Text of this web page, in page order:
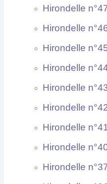
Hirondelle
Hirondelle
Hirondelle
Hirondelle
Hirondelle
Hirondelle
Hirondelle
Hirondelle
Hirondelle